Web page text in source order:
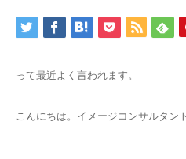
って最近よく言われます。
こんにちは。イメージコンサルタン